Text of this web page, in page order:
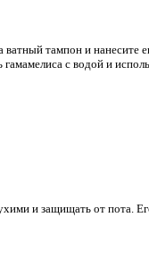
ватный тампон и
с водой и
и защищать от пота.